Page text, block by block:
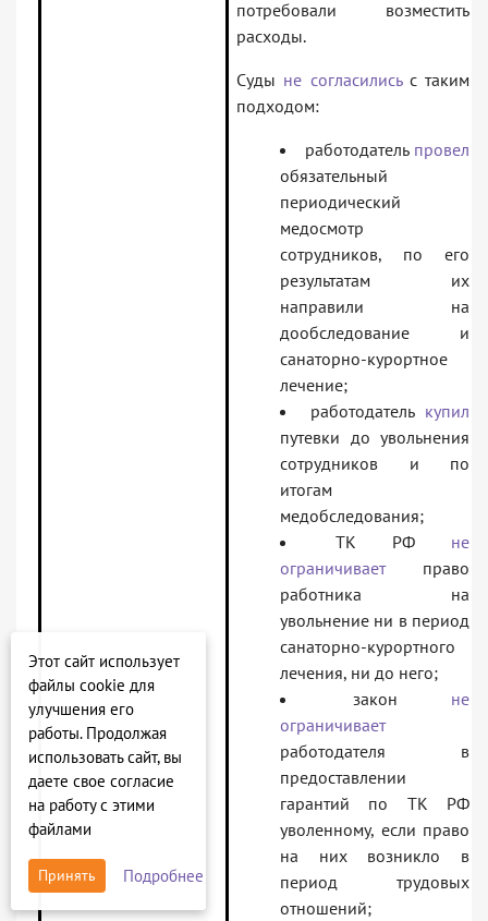
потребовали возместить
расходы.
Суды не согласилисьс таким
подходом:
работодатель провел
обязательный
периодический
медосмотр
сотрудников, по его
результатам их
направили на
дообследование и
санаторно-курортное
лечение;
работодатель купил
путевки до увольнения
сотрудников и по
итогам
медобследования;
ТК РФ не
ограничиваетправо
работника на
увольнение ни в период
санаторно-курортного
лечения, ни до него;
закон не
ограничивает
работодателя в
предоставлении
гарантий по ТК РФ
уволенному, если право
на них возникло в
период трудовых
отношений;
Этот сайт использует
файлы cookie для
улучшения его
работы. Продолжая
использовать сайт, вы
даете свое согласие
на работу с этими
файлами
Принять Подробнее